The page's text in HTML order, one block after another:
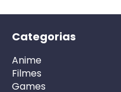
Categorias
Anime
Filmes
Games